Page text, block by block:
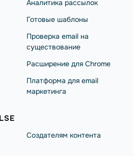
Аналитика рассылок
Готовые шаблоны
Проверка email на
существование
Расширение для Chrome
Платформа для email
маркетинга
Создателям контента